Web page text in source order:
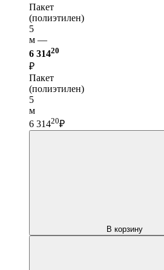
Пакет
(полиэтилен)
5
м —
6 31420
₽
Пакет
(полиэтилен)
5
м
6 31420₽
В корзину